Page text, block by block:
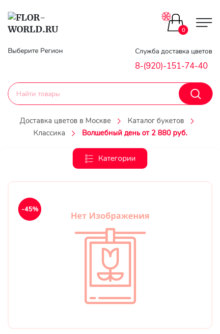
Главная
Гарантии
Доставка
Оплата
Выберите Регион Служба доставка цветов
8-(920)-151-74-40
0
Доставка цветов в Москве
Каталог букетов
Классика
Волшебный день от 2 880 руб.
Категории
Цветы поштучно
Букеты до 2500
Каталог букетов
Корзины с цветами
Авторские букеты
Букеты из роз
Цветы любимой
-45%